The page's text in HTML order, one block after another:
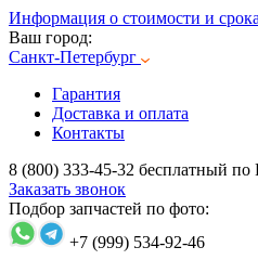
Информация о стоимости и
Ваш город:
Санкт-Петербург
Гарантия
Доставка и оплата
Контакты
8 (800) 333-45-32 бесплатный по
Заказать звонок
Подбор запчастей по фото:
+7 (999) 534-92-46